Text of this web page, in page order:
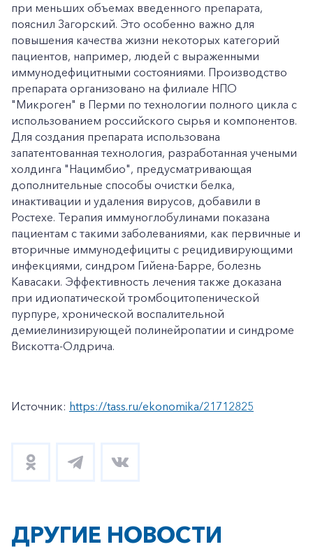
при меньших объемах введенного препарата,
пояснил Загорский. Это особенно важно для
повышения качества жизни некоторых категорий
пациентов, например, людей с выраженными
иммунодефицитными состояниями. Производство
препарата организовано на филиале НПО
"Микроген" в Перми по технологии полного цикла с
использованием российского сырья и компонентов.
Для создания препарата использована
запатентованная технология, разработанная учеными
холдинга "Нацимбио", предусматривающая
дополнительные способы очистки белка,
инактивации и удаления вирусов, добавили в
Ростехе. Терапия иммуноглобулинами показана
пациентам c такими заболеваниями, как первичные и
вторичные иммунодефициты с рецидивирующими
инфекциями, синдром Гийена-Барре, болезнь
Кавасаки. Эффективность лечения также доказана
при идиопатической тромбоцитопенической
пурпуре, хронической воспалительной
демиелинизирующей полинейропатии и синдроме
Вискотта-Олдрича.
Источник: https://tass.ru/ekonomika/21712825
ДРУГИЕ НОВОСТИ